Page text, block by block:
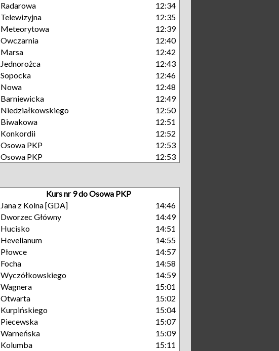
Radarowa
12:34
Telewizyjna
12:35
Meteorytowa
12:39
Owczarnia
12:40
Marsa
12:42
Jednorożca
12:43
Sopocka
12:46
Nowa
12:48
Barniewicka
12:49
Niedziałkowskiego
12:50
Biwakowa
12:51
Konkordii
12:52
Osowa PKP
12:53
Osowa PKP
12:53
Kurs nr 9 do Osowa PKP
Jana z Kolna [GDA]
14:46
Dworzec Główny
14:49
Hucisko
14:51
Hevelianum
14:55
Płowce
14:57
Focha
14:58
Wyczółkowskiego
14:59
Wagnera
15:01
Otwarta
15:02
Kurpińskiego
15:04
Piecewska
15:07
Warneńska
15:09
Kolumba
15:11